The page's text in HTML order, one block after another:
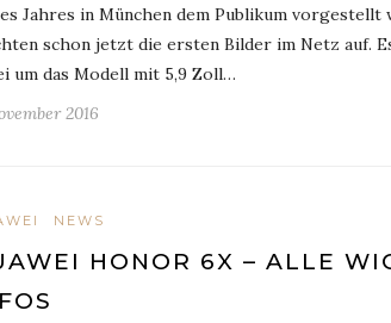
Jahres in München dem Publikum vorgestellt
schon jetzt die ersten Bilder im Netz auf.
um das Modell mit 5,9 Zoll…
2016
NEWS
HONOR 6X – ALLE